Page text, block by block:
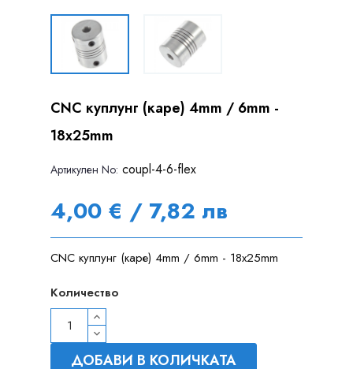
CNC куплунг (каре) 4mm / 6mm -
18x25mm
Артикулен Nо: coupl-4-6-flex
4,00 € / 7,82 лв
CNC куплунг (каре) 4mm / 6mm - 18x25mm
Количество
ДОБАВИ В КОЛИЧКАТА